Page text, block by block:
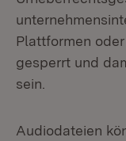
Plattformen
gesperrt und
sein.
Audiodateien